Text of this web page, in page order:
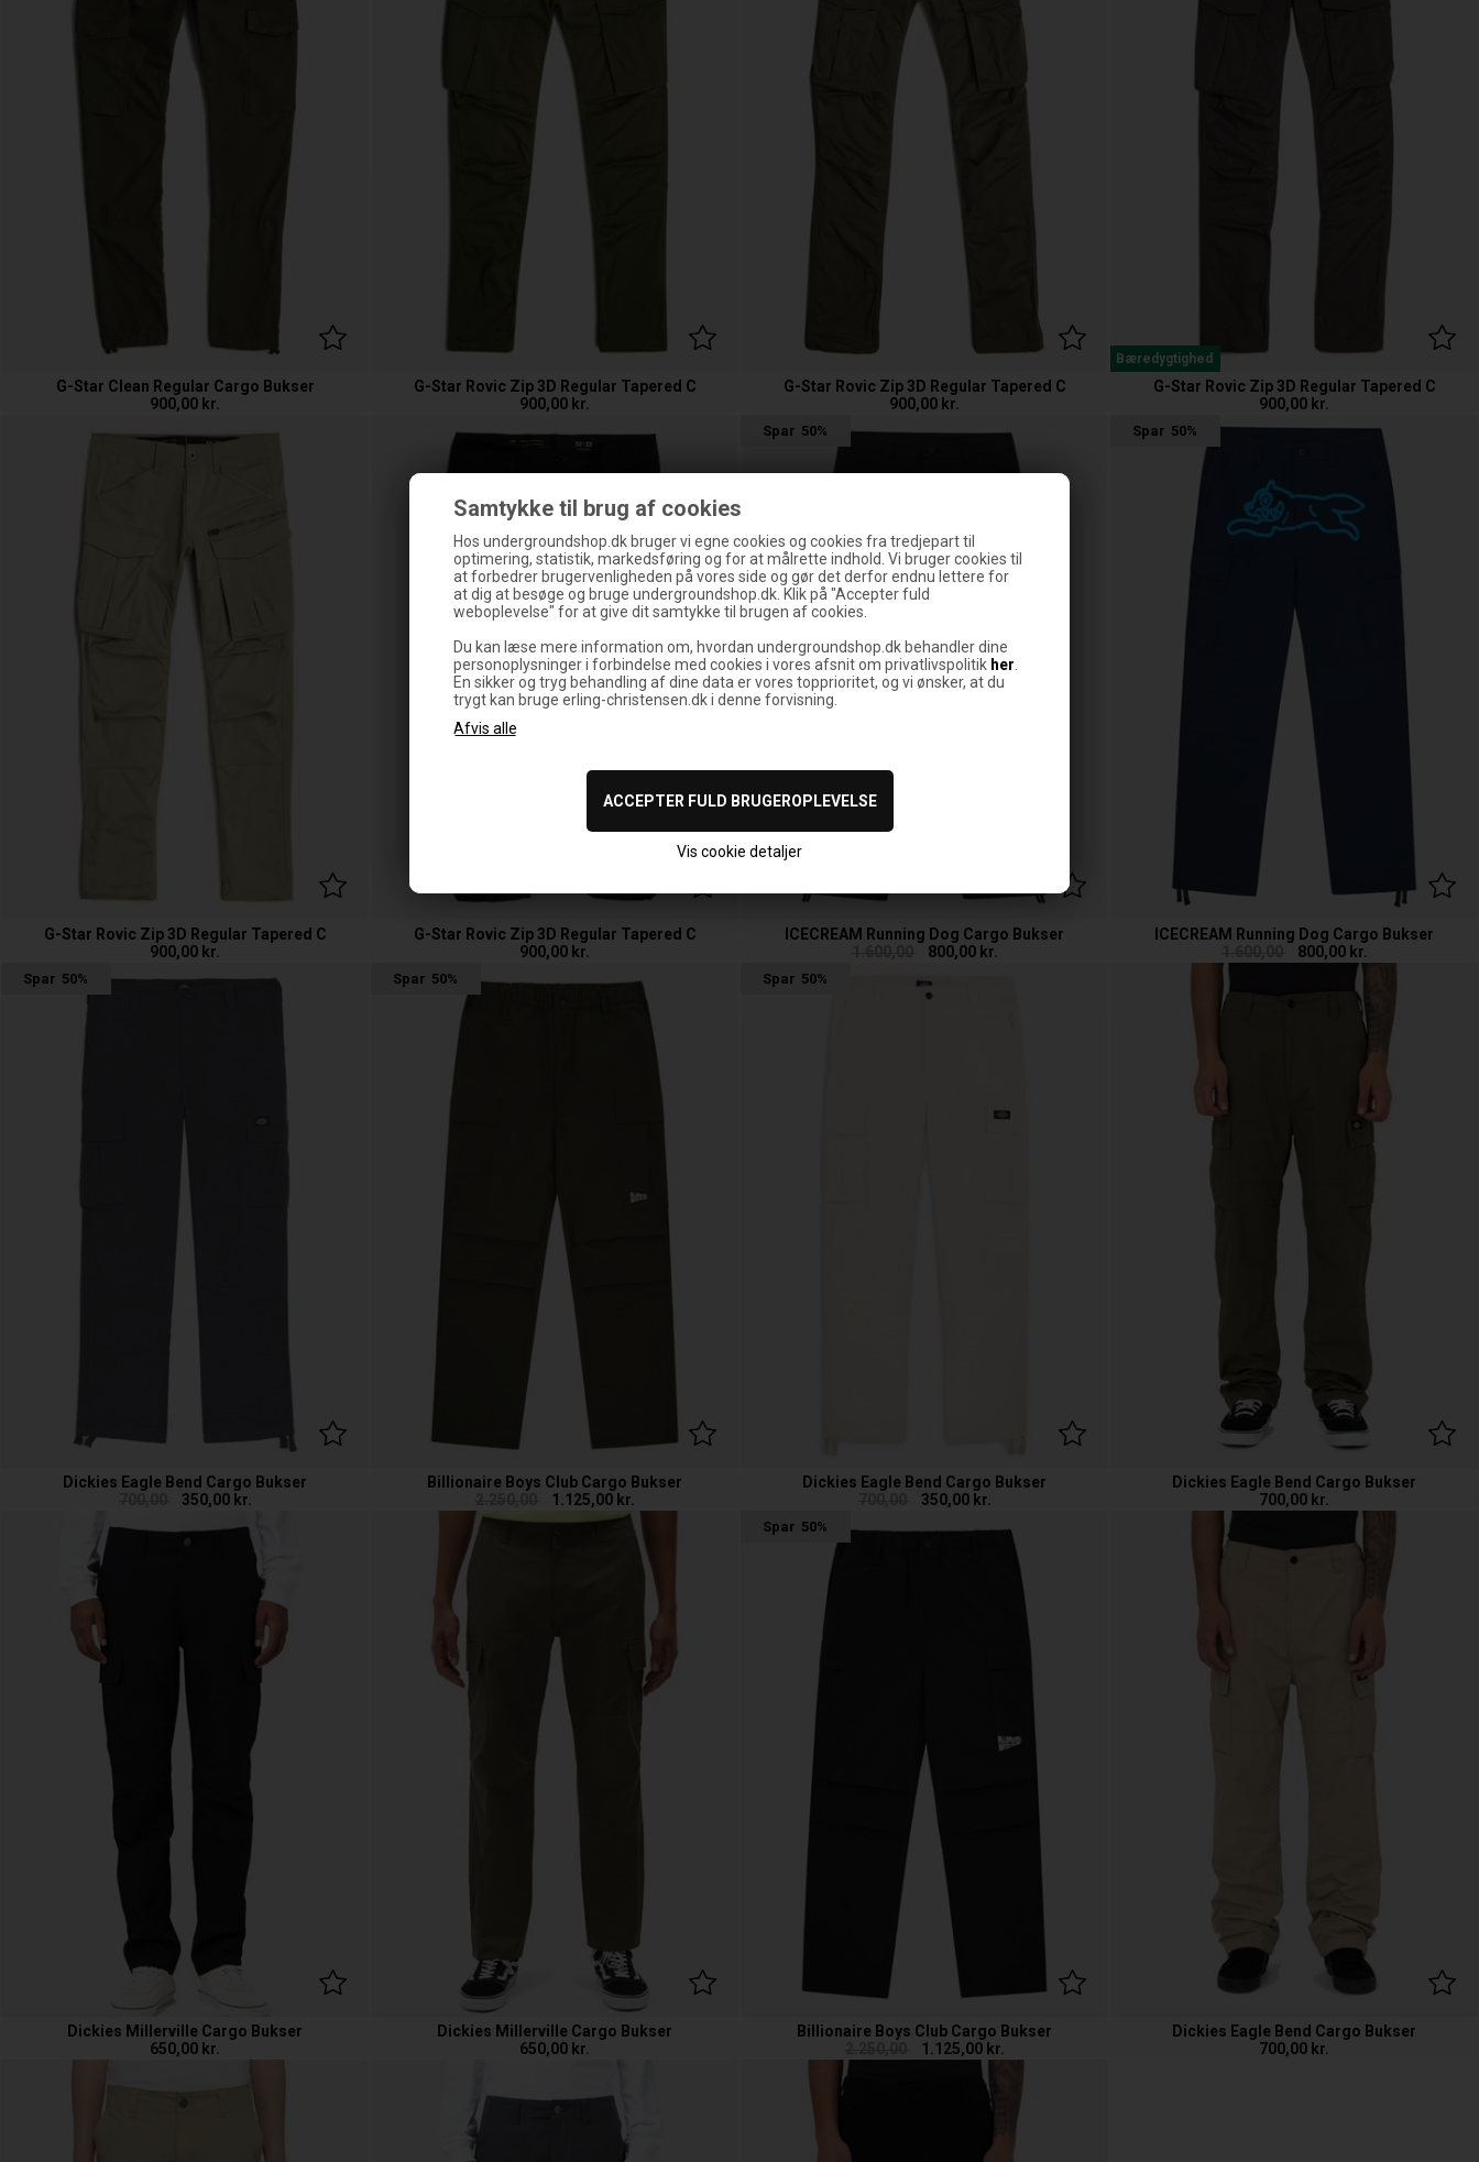
Samtykke til brug af cookies
Hos undergroundshop.dk bruger vi egne cookies og cookies fra tredjepart til
optimering, statistik, markedsføring og for at målrette indhold. Vi bruger cookies til
at forbedrer brugervenligheden på vores side og gør det derfor endnu lettere for
at dig at besøge og bruge undergroundshop.dk. Klik på "Accepter fuld
weboplevelse" for at give dit samtykke til brugen af cookies.
Du kan læse mere information om, hvordan undergroundshop.dk behandler dine
personoplysninger i forbindelse med cookies i vores afsnit om privatlivspolitik her
En sikker og tryg behandling af dine data er vores topprioritet, og vi ønsker, at du
trygt kan bruge erling-christensen.dk i denne forvisning.
Vis cookie detaljer
G-Star Clean Regular Cargo Bukser
900,00 kr.
G-Star Rovic Zip 3D Regular Tapered C
900,00 kr.
G-Star Rovic Zip 3D Regular Tapered C
900,00 kr.
Bæredygtighed
G-Star Rovic Zip 3D Regular Tapered C
900,00 kr.
G-Star Rovic Zip 3D Regular Tapered C
900,00 kr.
G-Star Rovic Zip 3D Regular Tapered C
900,00 kr.
Spar 50%
ICECREAM Running Dog Cargo Bukser
800,00 kr.
Spar 50%
ICECREAM Running Dog Cargo Bukser
800,00 kr.
Spar 50%
Dickies Eagle Bend Cargo Bukser
350,00 kr.
Spar 50%
Billionaire Boys Club Cargo Bukser
1.125,00 kr.
Spar 50%
Dickies Eagle Bend Cargo Bukser
350,00 kr.
Dickies Eagle Bend Cargo Bukser
700,00 kr.
Dickies Millerville Cargo Bukser
650,00 kr.
Dickies Millerville Cargo Bukser
650,00 kr.
Spar 50%
Billionaire Boys Club Cargo Bukser
1.125,00 kr.
Dickies Eagle Bend Cargo Bukser
700,00 kr.